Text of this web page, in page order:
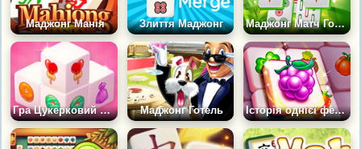
Маджонг Манія Злиття Маджонг Маджонг Матч Головоломка
Гра Цукерковий Маджонг: 3D-режим Маджонг Готель Історія однієї ферми